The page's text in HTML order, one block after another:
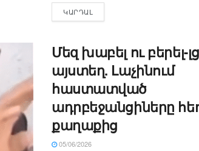
ԿԱՐԴԱԼ
Մեզ խաբել ու բերել-
այստեղ. Լաչինում
հաստատված
ադրբեջանցիները
քաղաքից
05/06/2026